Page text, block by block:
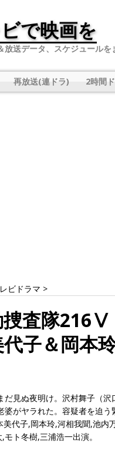
で映画を
放送データ、スケジュールを
再放送(連ドラ) 2時間
ビドラマ >
査隊
子＆岡本
だ見ぬ夜明け。沢村舞子（
婆がヤラれた。容疑者を迫
代子,岡本玲,河相我聞,池内
ト冬樹,三浦浩一出演。